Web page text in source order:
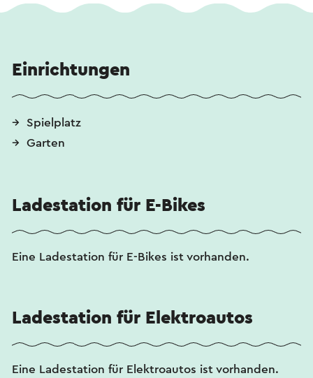
Einrichtungen
Spielplatz
Garten
Ladestation für E-Bikes
Eine Ladestation für E-Bikes ist vorhanden.
Ladestation für Elektroautos
Eine Ladestation für Elektroautos ist vorhanden.